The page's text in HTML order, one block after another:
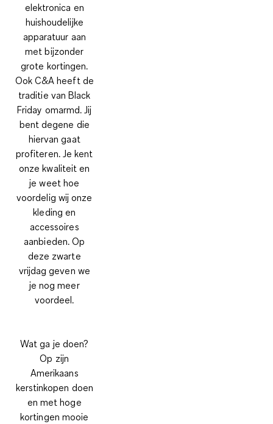
elektronica en
huishoudelijke
apparatuur aan
met bijzonder
grote kortingen.
Ook C&A heeft de
traditie van Black
Friday omarmd. Jij
bent degene die
hiervan gaat
profiteren. Je kent
onze kwaliteit en
je weet hoe
voordelig wij onze
kleding en
accessoires
aanbieden. Op
deze zwarte
vrijdag geven we
je nog meer
voordeel.
Wat ga je doen?
Op zijn
Amerikaans
kerstinkopen doen
en met hoge
kortingen mooie